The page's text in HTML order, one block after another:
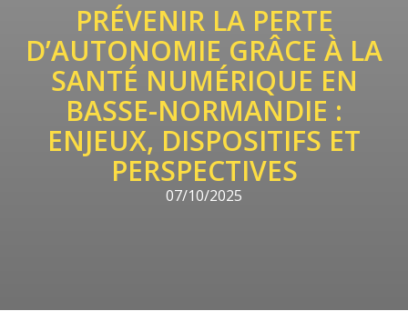
PRÉVENIR LA PERTE
D’AUTONOMIE GRÂCE À LA
SANTÉ NUMÉRIQUE EN
BASSE-NORMANDIE :
ENJEUX, DISPOSITIFS ET
PERSPECTIVES
07/10/2025